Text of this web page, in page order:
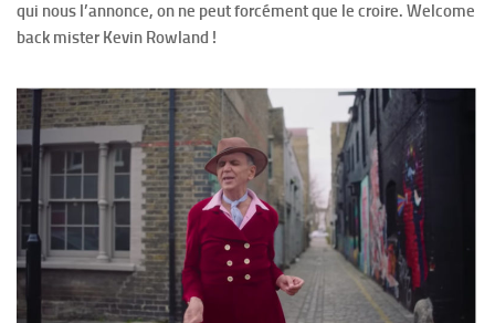
qui nous l’annonce, on ne peut forcément que le croire. Welcome
back mister Kevin Rowland !